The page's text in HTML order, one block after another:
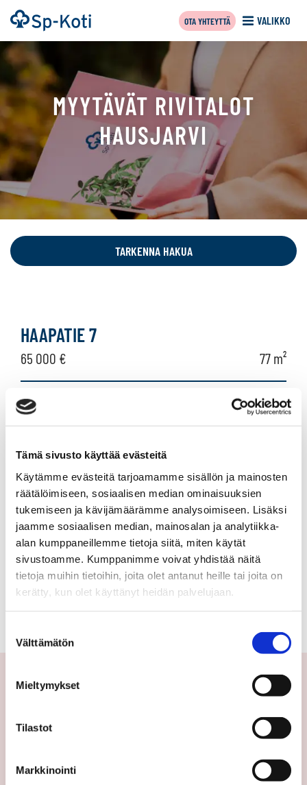
Tämä sivusto käyttää evästeitä
Käytämme evästeitä tarjoamamme sisällön ja mainosten
räätälöimiseen, sosiaalisen median ominaisuuksien
tukemiseen ja kävijämäärämme analysoimiseen. Lisäksi
jaamme sosiaalisen median, mainosalan ja analytiikka-
alan kumppaneillemme tietoja siitä, miten käytät
sivustoamme. Kumppanimme voivat yhdistää näitä
tietoja muihin tietoihin, joita olet antanut heille tai joita on
kerätty, kun olet käyttänyt heidän palvelujaan.
valinta
Välttämätön
Mieltymykset
Tilastot
Markkinointi
Siirry
sisältöön
Etusivu VALIKKO
OTA YHTEYTTÄ
MYYTÄVÄT RIVITALOT
HAUSJARVI
Tällä
sivulla
rivitalo,
paritalo,
puutalo-
osake
TARKENNA HAKUA
HAAPATIE 7
65 000 € 77 m²
Suomi Hausjärvi Oitti
Rivitalo 1981
HARJUTIE 3
59 000 € 78,5 m²
Suomi Hausjärvi Oitti
Rivitalo 1988
3h, k, s, psh, vh + ulkovarasto
Medialle